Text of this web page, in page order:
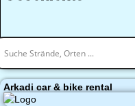
Arkadi car & bike rental